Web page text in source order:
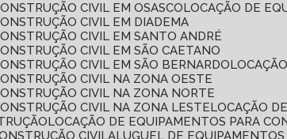
CIVIL EM OSASCO LOCAÇÃO DE
CIVIL EM DIADEMA
CIVIL EM SANTO ANDRÉ
CIVIL EM SÃO CAETANO
CIVIL EM SÃO BERNARDO
CIVIL NA ZONA OESTE
CIVIL NA ZONA NORTE
CIVIL NA ZONA LESTE LOCAÇÃO
LOCAÇÃO DE EQUIPAMENTOS PARA
CIVIL ALUGUEL DE